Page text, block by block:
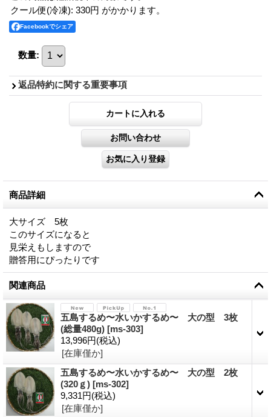
クール便(冷凍): 330円 がかかります。
Facebookでシェア
数量:
返品特約に関する重要事項
商品詳細
大サイズ 5枚
このサイズになると
見栄えもしますので
贈答用にぴったりです
関連商品
五島するめ〜水いかするめ〜 大の型 3枚
(総量480g) [ms-303]
13,996円(税込)
[在庫僅か]
五島するめ〜水いかするめ〜 大の型 2枚
(320ｇ) [ms-302]
9,331円(税込)
[在庫僅か]